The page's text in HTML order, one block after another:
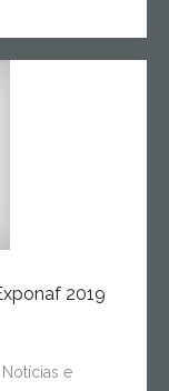
2019
Notícias e